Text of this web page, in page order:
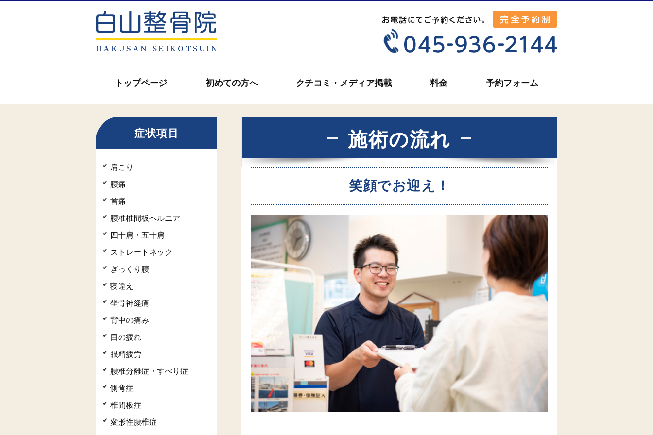
トップページ 初めての方へ クチコミ・メディア掲載 料金 予約フォーム
施術の流れ
笑顔でお迎え！
症状項目
肩こり
腰痛
首痛
腰椎椎間板ヘルニア
四十肩・五十肩
ストレートネック
ぎっくり腰
寝違え
坐骨神経痛
背中の痛み
目の疲れ
眼精疲労
腰椎分離症・すべり症
側弯症
椎間板症
変形性腰椎症